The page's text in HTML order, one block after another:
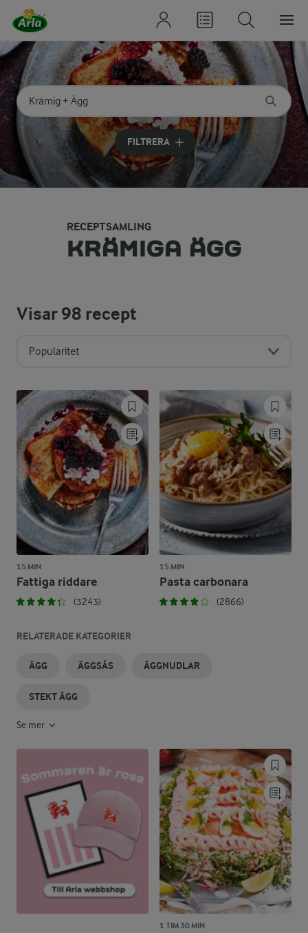
Sök på kategori eller ingrediens
Skriv in sökord för att få förslag
FILTRERA
RECEPTSAMLING
KRÄMIGA ÄGG
Visar98 recept
Popularitet
15 MIN
Fattiga riddare
(3243)
15 MIN
Pasta carbonara
(2866)
RELATERADE KATEGORIER
ÄGG ÄGGSÅS ÄGGNUDLAR
STEKT ÄGG
Se mer
1 TIM 30 MIN